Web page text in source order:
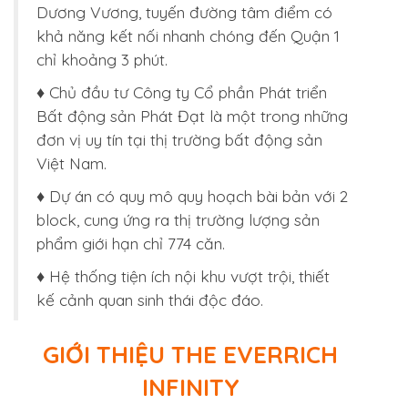
Dương Vương, tuyến đường tâm điểm có
khả năng kết nối nhanh chóng đến Quận 1
chỉ khoảng 3 phút.
♦ Chủ đầu tư Công ty Cổ phần Phát triển
Bất động sản Phát Đạt là một trong những
đơn vị uy tín tại thị trường bất động sản
Việt Nam.
♦ Dự án có quy mô quy hoạch bài bản với 2
block, cung ứng ra thị trường lượng sản
phẩm giới hạn chỉ 774 căn.
♦ Hệ thống tiện ích nội khu vượt trội, thiết
kế cảnh quan sinh thái độc đáo.
GIỚI THIỆU THE EVERRICH
INFINITY